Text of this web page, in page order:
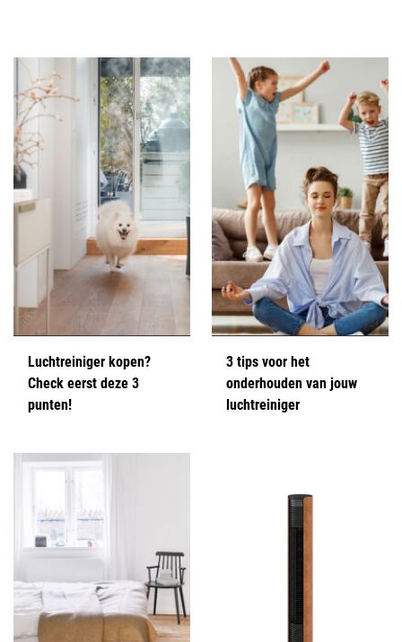
Luchtreiniger kopen?
Check eerst deze 3
punten!
3 tips voor het
onderhouden van jouw
luchtreiniger